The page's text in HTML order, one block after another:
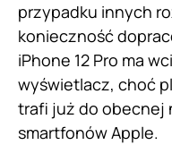
przypadku innych
konieczność
iPhone 12 Pro ma
wyświetlacz, choć
trafi już do obecnej
smartfonów Apple.